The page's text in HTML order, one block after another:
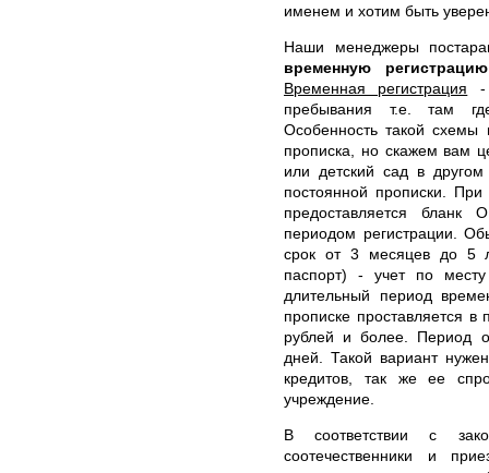
именем и хотим быть
Наши менеджеры
временную
Временная регистрация -
пребывания т.е. там
Особенность такой
прописка, но скажем вам
или детский сад в
постоянной прописки.
предоставляется
периодом регистрации.
срок от 3 месяцев до 5
паспорт) - учет по
длительный период
прописке проставляется в
рублей и более. Период
дней. Такой вариант
кредитов, так же ее
учреждение.
В соответствии с
соотечественники и